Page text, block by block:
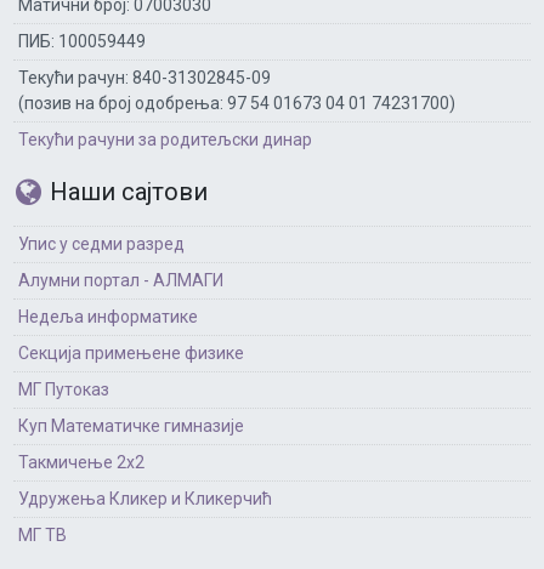
Матични број: 07003030
ПИБ: 100059449
Текући рачун: 840-31302845-09
(позив на број одобрења: 97 54 01673 04 01 74231700)
Текући рачуни за родитељски динар
Наши сајтови
Упис у седми разред
Алумни портал - АЛМАГИ
Недеља информатике
Секција примењене физике
МГ Путоказ
Куп Математичке гимназије
Такмичење 2х2
Удружења Кликер и Кликерчић
МГ ТВ